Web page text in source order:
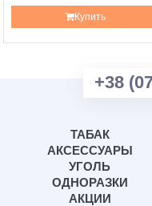
Купить
+38
ТАБАК
АКСЕССУАРЫ
УГОЛЬ
ОДНОРАЗКИ
АКЦИИ